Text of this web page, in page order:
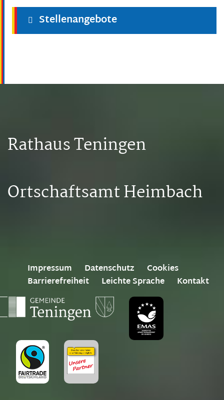
Stellenangebote
Rathaus Teningen
Ortschaftsamt Heimbach
Impressum Datenschutz
Cookies
Barrierefreiheit
Leichte Sprache Kontakt